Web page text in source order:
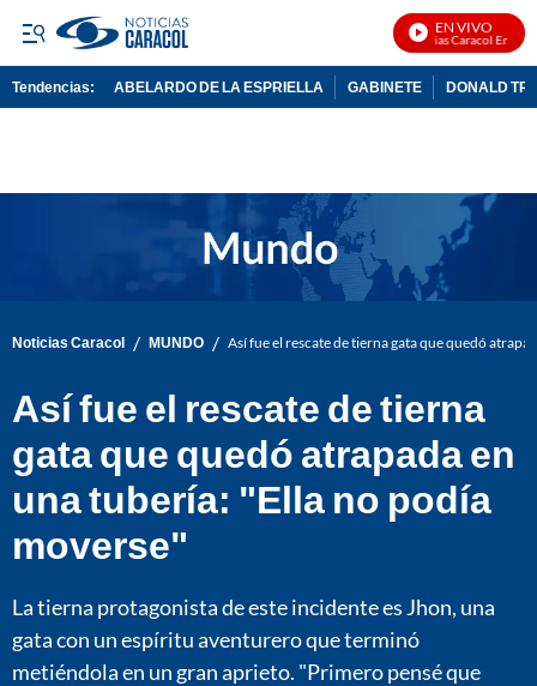
EN VIVO
Noticias Caracol En Vivo
Tendencias: ABELARDO DE LA ESPRIELLA GABINETE DONALD
Noticias Caracol / MUNDO / Así fue el rescate de tierna gata que quedó
Así fue el rescate de tierna
gata que quedó atrapada en
una tubería: "Ella no podía
moverse"
La tierna protagonista de este incidente es Jhon, una
gata con un espíritu aventurero que terminó
metiéndola en un gran aprieto. "Primero pensé que